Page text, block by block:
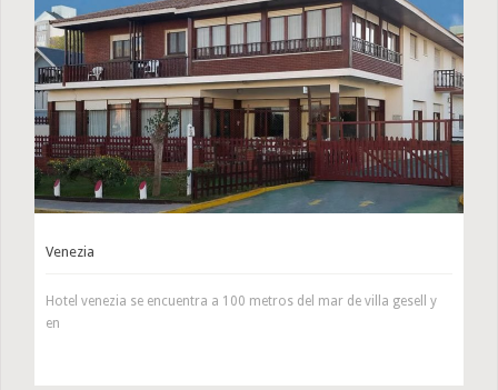
Venezia
Hotel venezia se encuentra a 100 metros del mar de villa gesell y
en